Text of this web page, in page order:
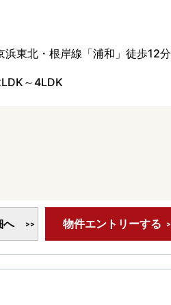
浜東北・根岸線「浦和」徒歩12分
～4LDK
へ 物件エントリーする